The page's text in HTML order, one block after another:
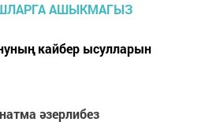
кайбер ысулларын
әзерлибез